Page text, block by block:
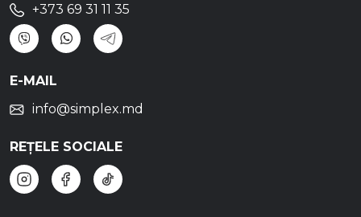
+373 69 31 11 35
E-MAIL
info@simplex.md
REȚELE SOCIALE